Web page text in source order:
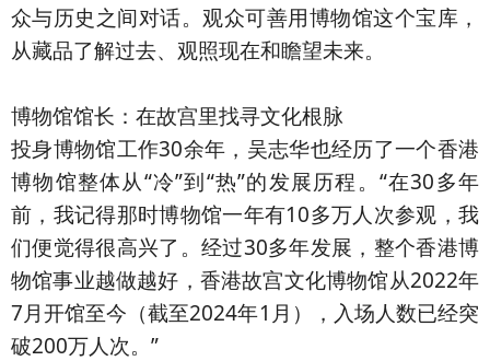
众与历史之间对话。观众可善用博物馆这个宝库，
从藏品了解过去、观照现在和瞻望未来。
博物馆馆长：在故宫里找寻文化根脉
投身博物馆工作30余年，吴志华也经历了一个香港
博物馆整体从“冷”到“热”的发展历程。“在30多年
前，我记得那时博物馆一年有10多万人次参观，我
们便觉得很高兴了。经过30多年发展，整个香港博
物馆事业越做越好，香港故宫文化博物馆从2022年
7月开馆至今（截至2024年1月），入场人数已经突
破200万人次。”